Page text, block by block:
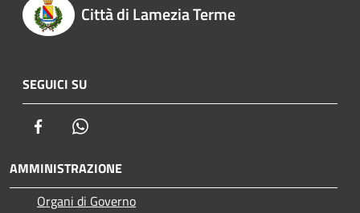
Città di Lamezia Terme
SEGUICI SU
Facebook
AMMINISTRAZIONE
Organi di Governo